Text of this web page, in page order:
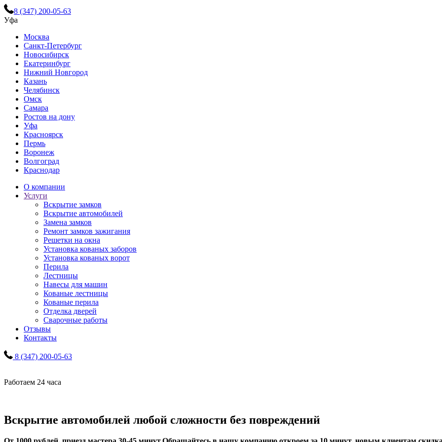
8 (347) 200-05-63
Уфа
Москва
Санкт-Петербург
Новосибирск
Екатеринбург
Нижний Новгород
Казань
Челябинск
Омск
Самара
Ростов на дону
Уфа
Красноярск
Пермь
Воронеж
Волгоград
Краснодар
О компании
Услуги
Вскрытие замков
Вскрытие автомобилей
Замена замков
Ремонт замков зажигания
Решетки на окна
Установка кованых заборов
Установка кованых ворот
Перила
Лестницы
Навесы для машин
Кованые лестницы
Кованые перила
Отделка дверей
Сварочные работы
Отзывы
Контакты
8 (347) 200-05-63
Работаем 24 часа
Вскрытие автомобилей любой сложности без повреждений